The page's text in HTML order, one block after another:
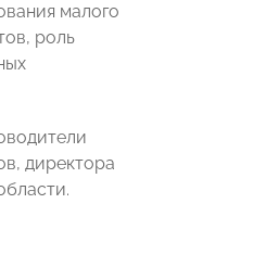
малого
роль
директора